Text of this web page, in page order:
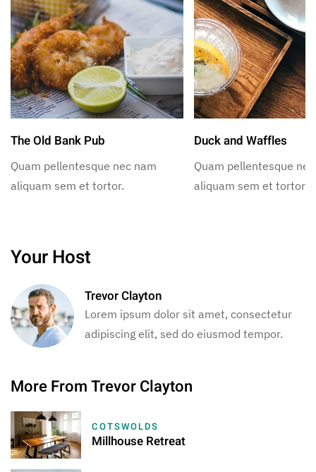
The Old Bank Pub
Quam pellentesque nec nam
aliquam sem et tortor.
Duck and Waffles
Quam pellentesque
aliquam sem et tortor.
Your Host
Trevor Clayton
Lorem ipsum dolor sit amet, consectetur
adipiscing elit, sed do eiusmod tempor.
More From Trevor Clayton
COTSWOLDS
Millhouse Retreat